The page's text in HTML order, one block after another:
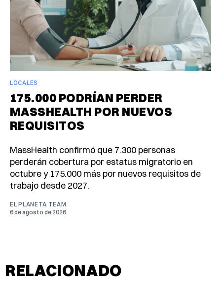
LOCALES
175.000 PODRÍAN PERDER
MASSHEALTH POR NUEVOS
REQUISITOS
MassHealth confirmó que 7.300 personas
perderán cobertura por estatus migratorio en
octubre y 175.000 más por nuevos requisitos de
trabajo desde 2027.
EL PLANETA TEAM
6 de agosto de 2026
RELACIONADO